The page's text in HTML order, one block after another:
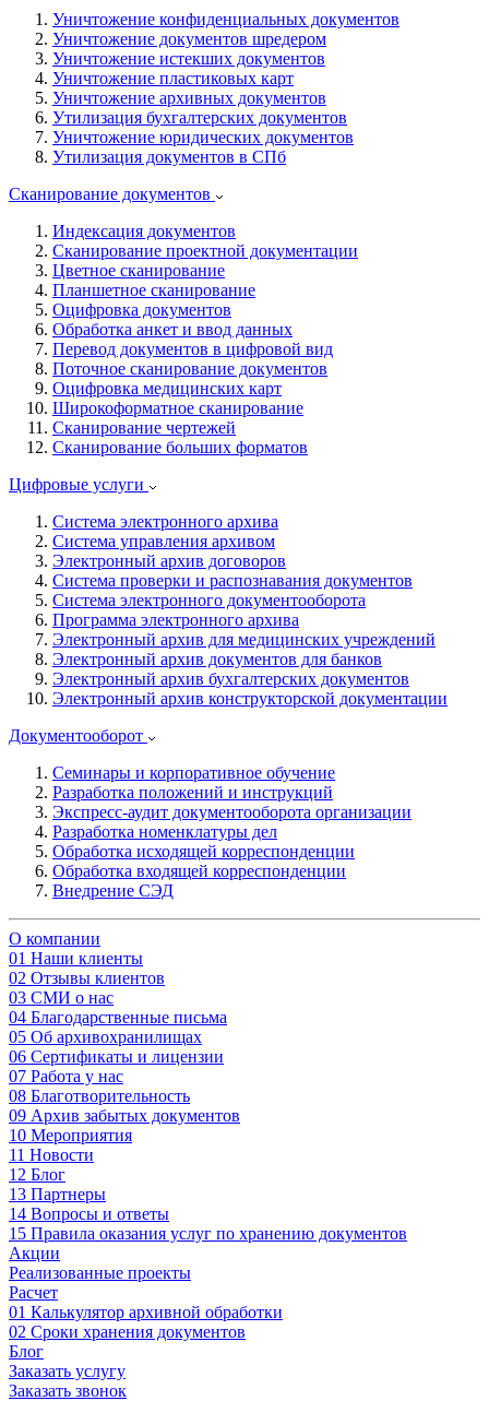
Уничтожение конфиденциальных документов
Уничтожение документов шредером
Уничтожение истекших документов
Уничтожение пластиковых карт
Уничтожение архивных документов
Утилизация бухгалтерских документов
Уничтожение юридических документов
Утилизация документов в СПб
Сканирование документов
Индексация документов
Сканирование проектной документации
Цветное сканирование
Планшетное сканирование
Оцифровка документов
Обработка анкет и ввод данных
Перевод документов в цифровой вид
Поточное сканирование документов
Оцифровка медицинских карт
Широкоформатное сканирование
Сканирование чертежей
Сканирование больших форматов
Цифровые услуги
Система электронного архива
Система управления архивом
Электронный архив договоров
Система проверки и распознавания документов
Система электронного документооборота
Программа электронного архива
Электронный архив для медицинских учреждений
Электронный архив документов для банков
Электронный архив бухгалтерских документов
Электронный архив конструкторской документации
Документооборот
Семинары и корпоративное обучение
Разработка положений и инструкций
Экспресс-аудит документооборота организации
Разработка номенклатуры дел
Обработка исходящей корреспонденции
Обработка входящей корреспонденции
Внедрение СЭД
О компании
01 Наши клиенты
02 Отзывы клиентов
03 СМИ о нас
04 Благодарственные письма
05 Об архивохранилищах
06 Сертификаты и лицензии
07 Работа у нас
08 Благотворительность
09 Архив забытых документов
10 Мероприятия
11 Новости
12 Блог
13 Партнеры
14 Вопросы и ответы
15 Правила оказания услуг по хранению документов
Акции
Реализованные проекты
Расчет
01 Калькулятор архивной обработки
02 Сроки хранения документов
Блог
Заказать услугу
Заказать звонок